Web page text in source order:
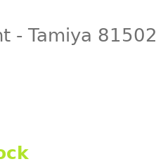
- Tamiya 81502